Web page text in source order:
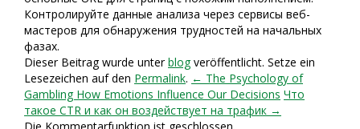
Контролируйте данные анализа через сервисы веб-
мастеров для обнаружения трудностей на начальных
фазах.
Dieser Beitrag wurde unterblogveröffentlicht. Setze ein
Lesezeichen auf den Permalink. ← The Psychology of
Gambling How Emotions Influence Our Decisions Что
такое CTR и как он воздействует на трафик →
Die Kommentarfunktion ist geschlossen.